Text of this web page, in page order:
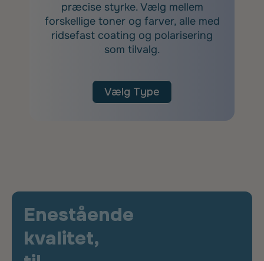
præcise styrke. Vælg mellem
forskellige toner og farver, alle med
ridsefast coating og polarisering
som tilvalg.
Vælg Type
Enestående
kvalitet,